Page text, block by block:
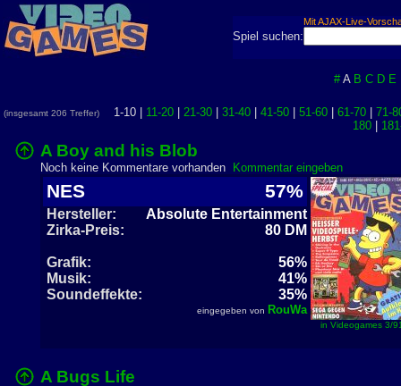
Mit AJAX-Live-
Spiel suchen:
# A B C D E
(insgesamt 206 Treffer) 1-10 | 11-20| 21-30| 31-40| 41-50| 51-60| 61-70| 71-
180
A Boy and his Blob
Noch keine Kommentare vorhanden Kommentar eingeben
NES 57%
Hersteller:
Absolute Entertainment
Zirka-Preis:
80 DM
Grafik:
56%
Musik:
41%
Soundeffekte:
35%
eingegeben von RouWa
in Videogames 3/
A Bugs Life